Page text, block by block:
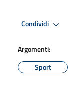
Condividi
Argomenti:
Sport